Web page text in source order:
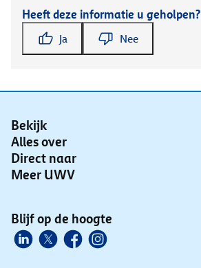
Heeft deze informatie u geholpen?
Ja Nee
Bekijk
Alles over
Direct naar
Meer UWV
Blijf op de hoogte